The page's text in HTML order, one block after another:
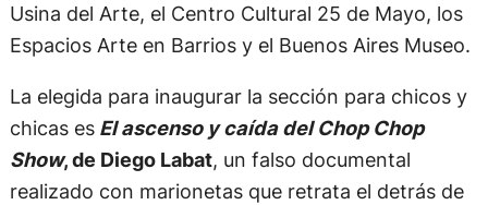
Usina del Arte, el Centro Cultural 25 de Mayo, los
Espacios Arte en Barrios y el Buenos Aires Museo.
La elegida para inaugurar la sección para chicos y
chicas es El ascenso y caída del Chop Chop
Show, de Diego Labat, un falso documental
realizado con marionetas que retrata el detrás de